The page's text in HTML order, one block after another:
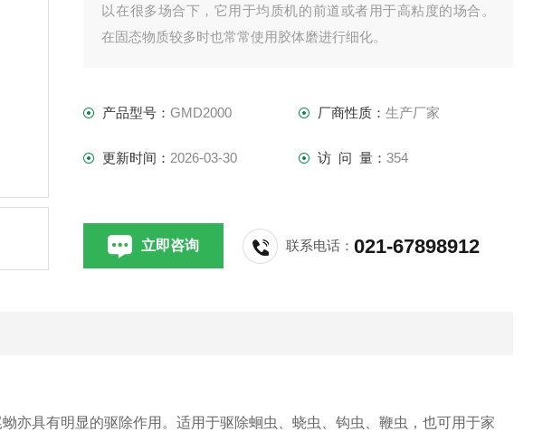
以在很多场合下，它用于均质机的前道或者用于高粘度的场合。
在固态物质较多时也常常使用胶体磨进行细化。
产品型号：GMD2000 厂商性质： 生产厂家
更新时间： 2026-03-30 访 问 量： 354
立即咨询 联系电话：021-67898912
亦具有明显的驱除作用。适用于驱除蛔虫、蛲虫、钩虫、鞭虫，也可用于家